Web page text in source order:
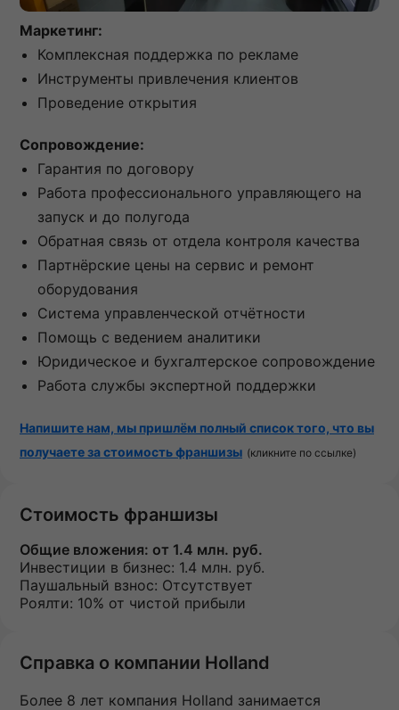
Маркетинг:
Комплексная поддержка по рекламе
Инструменты привлечения клиентов
Проведение открытия
Сопровождение:
Гарантия по договору
Работа профессионального управляющего на
запуск и до полугода
Обратная связь от отдела контроля качества
Партнёрские цены на сервис и ремонт
оборудования
Система управленческой отчётности
Помощь с ведением аналитики
Юридическое и бухгалтерское сопровождение
Работа службы экспертной поддержки
Напишите нам, мы пришлём полный список того, что вы
получаете за стоимость франшизы (кликните по ссылке)
Стоимость франшизы
Общие вложения: от 1.4 млн. руб.
Инвестиции в бизнес: 1.4 млн. руб.
Паушальный взнос: Отсутствует
Роялти: 10% от чистой прибыли
Справка о компании Holland
Более 8 лет компания Holland занимается